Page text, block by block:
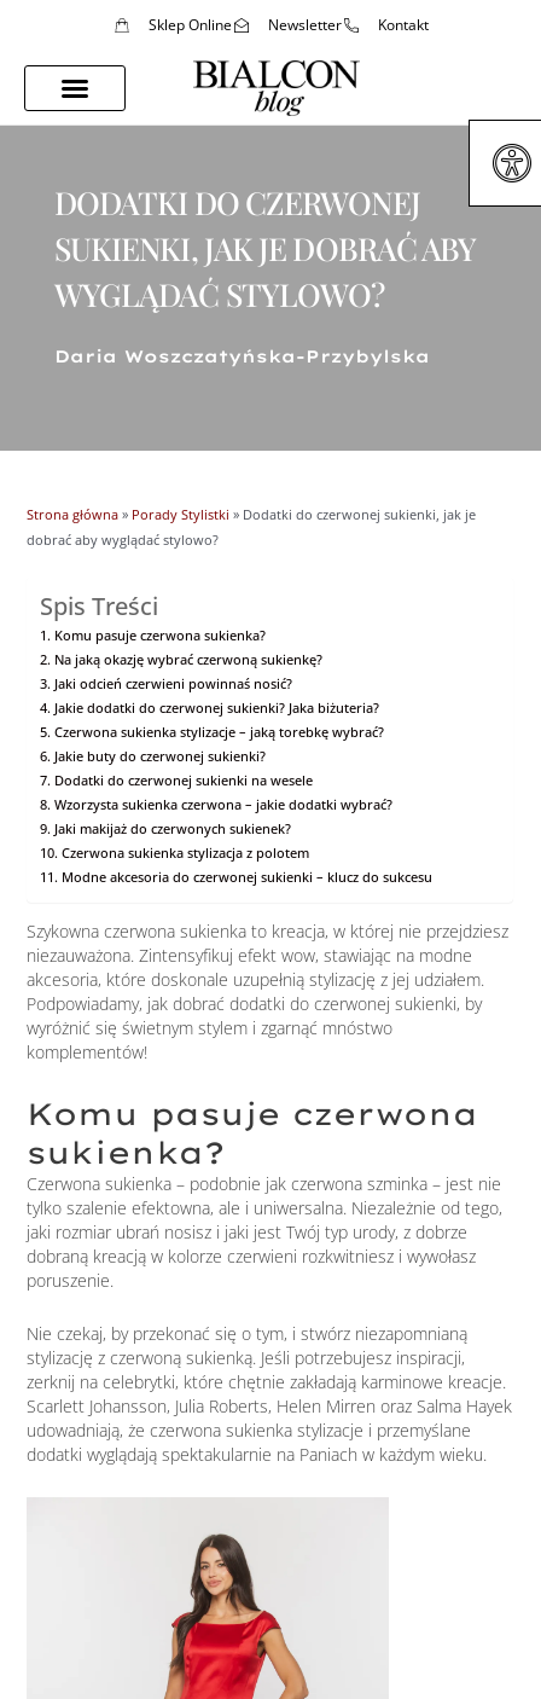
Sklep Online Newsletter Kontakt
DODATKI DO CZERWONEJ
SUKIENKI, JAK JE DOBRAĆ ABY
WYGLĄDAĆ STYLOWO?
Daria Woszczatyńska-Przybylska
Strona główna » Porady Stylistki » Dodatki do czerwonej sukienki, jak je
dobrać aby wyglądać stylowo?
Spis Treści
Komu pasuje czerwona sukienka?
Na jaką okazję wybrać czerwoną sukienkę?
Jaki odcień czerwieni powinnaś nosić?
Jakie dodatki do czerwonej sukienki? Jaka biżuteria?
Czerwona sukienka stylizacje – jaką torebkę wybrać?
Jakie buty do czerwonej sukienki?
Dodatki do czerwonej sukienki na wesele
Wzorzysta sukienka czerwona – jakie dodatki wybrać?
Jaki makijaż do czerwonych sukienek?
Czerwona sukienka stylizacja z polotem
Modne akcesoria do czerwonej sukienki – klucz do sukcesu
Szykowna czerwona sukienka to kreacja, w której nie przejdziesz
niezauważona. Zintensyfikuj efekt wow, stawiając na modne
akcesoria, które doskonale uzupełnią stylizację z jej udziałem.
Podpowiadamy, jak dobrać dodatki do czerwonej sukienki, by
wyróżnić się świetnym stylem i zgarnąć mnóstwo
komplementów!
Komu pasuje czerwona
sukienka?
Czerwona sukienka – podobnie jak czerwona szminka – jest nie
tylko szalenie efektowna, ale i uniwersalna. Niezależnie od tego,
jaki rozmiar ubrań nosisz i jaki jest Twój typ urody, z dobrze
dobraną kreacją w kolorze czerwieni rozkwitniesz i wywołasz
poruszenie.
Nie czekaj, by przekonać się o tym, i stwórz niezapomnianą
stylizację z czerwoną sukienką. Jeśli potrzebujesz inspiracji,
zerknij na celebrytki, które chętnie zakładają karminowe kreacje.
Scarlett Johansson, Julia Roberts, Helen Mirren oraz Salma Hayek
udowadniają, że czerwona sukienka stylizacje i przemyślane
dodatki wyglądają spektakularnie na Paniach w każdym wieku.